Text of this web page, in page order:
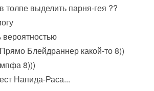
выделить парня-гея ??
вероятностью
Блейдраннер какой-то 8))
8)))
Напида-Раса...